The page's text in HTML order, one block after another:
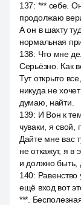
137: *** себе.
продолжаю
А он в шахту
нормальная
138: Что мне
Серьёзно. Как
Тут открыто
никуда не
думаю, найти.
139: И Вон к
чуваки, я свой,
Дайте мне вас
не откажут, я в
и должно быть,
140: Равенство
ещё вход вот
***.